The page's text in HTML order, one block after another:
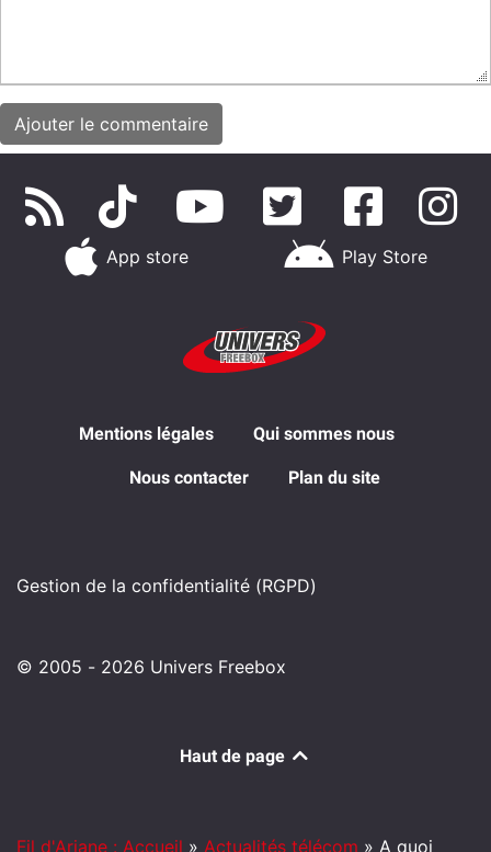
App store Play Store
Mentions légales Qui sommes nous
Nous contacter Plan du site
Gestion de la confidentialité (RGPD)
© 2005 - 2026 Univers Freebox
Haut de page
Fil d'Ariane : Accueil » Actualités télécom » A quoi